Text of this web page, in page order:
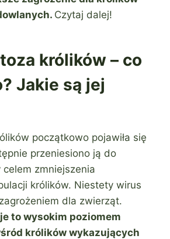
Czytaj dalej!
królików – co
Jakie są jej
początkowo pojawiła się
przeniesiono ją do
celem zmniejszenia
królików. Niestety wirus
dla zwierząt.
to wysokim poziomem
królików wykazujących